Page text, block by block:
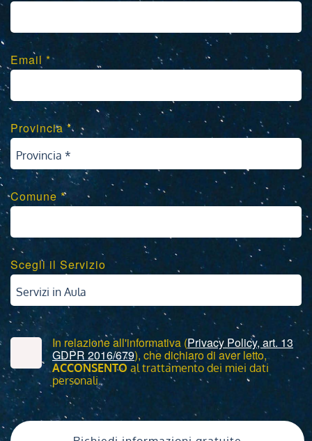
Email *
Provincia *
Provincia *
Comune *
Scegli il Servizio
Servizi in Aula
In relazione all'informativa (Privacy Policy, art. 13
GDPR 2016/679), che dichiaro di aver letto,
ACCONSENTO al trattamento dei miei dati
personali.